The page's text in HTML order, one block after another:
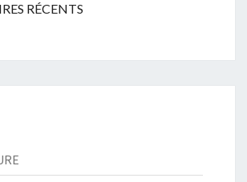
RÉCENTS